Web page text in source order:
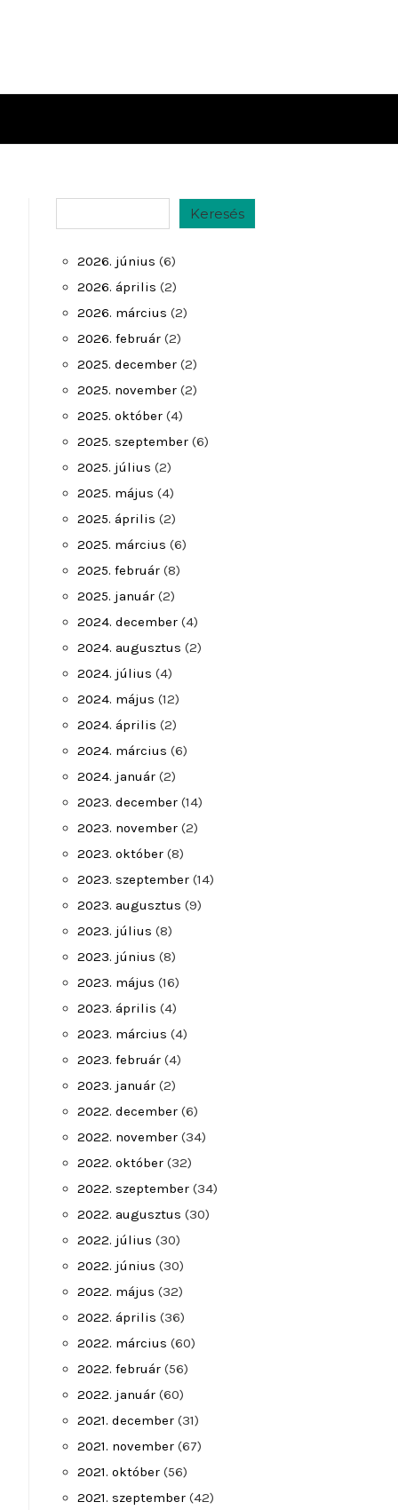
Keresés
2026. június (6)
2026. április (2)
2026. március (2)
2026. február (2)
2025. december (2)
2025. november (2)
2025. október (4)
2025. szeptember (6)
2025. július (2)
2025. május (4)
2025. április (2)
2025. március (6)
2025. február (8)
2025. január (2)
2024. december (4)
2024. augusztus (2)
2024. július (4)
2024. május (12)
2024. április (2)
2024. március (6)
2024. január (2)
2023. december (14)
2023. november (2)
2023. október (8)
2023. szeptember (14)
2023. augusztus (9)
2023. július (8)
2023. június (8)
2023. május (16)
2023. április (4)
2023. március (4)
2023. február (4)
2023. január (2)
2022. december (6)
2022. november (34)
2022. október (32)
2022. szeptember (34)
2022. augusztus (30)
2022. július (30)
2022. június (30)
2022. május (32)
2022. április (36)
2022. március (60)
2022. február (56)
2022. január (60)
2021. december (31)
2021. november (67)
2021. október (56)
2021. szeptember (42)